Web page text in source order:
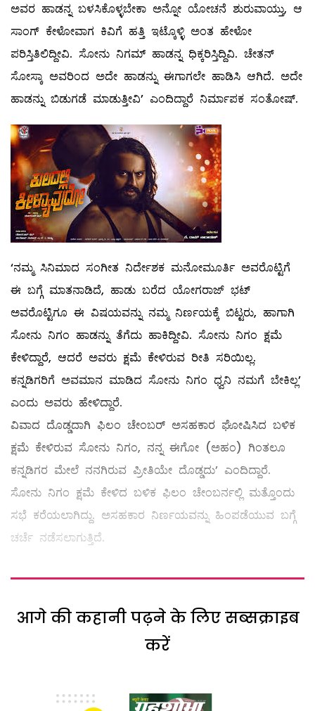
ಅವರ ಹಾಡನ್ನ ಬಳಸಿಕೊಳ್ಳಬೇಕಾ ಅನ್ನೋ ಯೋಚನೆ ಶುರುವಾಯ್ತು, ಆ
ಸಾಂಗ್ ಕೇಳೋವಾಗ ಕಿವಿಗೆ ಹತ್ತಿ ಇಟ್ಕೊಳ್ಳಿ ಅಂತ ಹೇಳೋ
ಪರಿಸ್ತಿತಿಲಿದ್ದೀವಿ. ಸೋನು ನಿಗಮ್ ಹಾಡನ್ನ ಧಿಕ್ಕರಿಸ್ತಿದ್ದಿವಿ. ಚೇತನ್
ಸೋಸ್ಕಾ ಅವರಿಂದ ಅದೇ ಹಾಡನ್ನು ಈಗಾಗಲೇ ಹಾಡಿಸಿ ಆಗಿದೆ. ಅದೇ
ಹಾಡನ್ನು ಬಿಡುಗಡೆ ಮಾಡುತ್ತೀವಿ’ ಎಂದಿದ್ದಾರೆ ನಿರ್ಮಾಪಕ ಸಂತೋಷ್.
‘ನಮ್ಮ ಸಿನಿಮಾದ ಸಂಗೀತ ನಿರ್ದೇಶಕ ಮನೋಮೂರ್ತಿ ಅವರೊಟ್ಟಿಗೆ
ಈ ಬಗ್ಗೆ ಮಾತನಾಡಿದೆ, ಹಾಡು ಬರೆದ ಯೋಗರಾಜ್ ಭಟ್
ಅವರೊಟ್ಟಿಗೂ ಈ ವಿಷಯವನ್ನು ನಮ್ಮ ನಿರ್ಣಯಕ್ಕೆ ಬಿಟ್ಟರು, ಹಾಗಾಗಿ
ಸೋನು ನಿಗಂ ಹಾಡನ್ನು ತೆಗೆದು ಹಾಕಿದ್ದೀವಿ. ಸೋನು ನಿಗಂ ಕ್ಷಮೆ
ಕೇಳಿದ್ದಾರೆ, ಆದರೆ ಅವರು ಕ್ಷಮೆ ಕೇಳಿರುವ ರೀತಿ ಸರಿಯಿಲ್ಲ.
ಕನ್ನಡಿಗರಿಗೆ ಅವಮಾನ ಮಾಡಿದ ಸೋನು ನಿಗಂ ಧ್ವನಿ ನಮಗೆ ಬೇಕಿಲ್ಲ’
ಎಂದು ಅವರು ಹೇಳಿದ್ದಾರೆ.
ವಿವಾದ ದೊಡ್ಡದಾಗಿ ಫಿಲಂ ಚೇಂಬರ್ ಅಸಹಕಾರ ಘೋಷಿಸಿದ ಬಳಿಕ
ಕ್ಷಮೆ ಕೇಳಿರುವ ಸೋನು ನಿಗಂ, ನನ್ನ ಈಗೋ (ಅಹಂ) ಗಿಂತಲೂ
ಕನ್ನಡಿಗರ ಮೇಲೆ ನನಗಿರುವ ಪ್ರೀತಿಯೇ ದೊಡ್ಡದು’ ಎಂದಿದ್ದಾರೆ.
ಸೋನು ನಿಗಂ ಕ್ಷಮೆ ಕೇಳಿದ ಬಳಿಕ ಫಿಲಂ ಚೇಂಬರ್ನಲ್ಲಿ ಮತ್ತೊಂದು
ಸಭೆ ಕರೆಯಲಾಗಿದ್ದು. ಅಸಹಕಾರ ನಿರ್ಣಯವನ್ನು ಹಿಂಪಡೆಯುವ ಬಗ್ಗೆ
ಚರ್ಚೆ ನಡೆಸಲಾಗುತ್ತಿದೆ.
आगे की कहानी पढ़ने के लिए सब्सक्राइब
करें